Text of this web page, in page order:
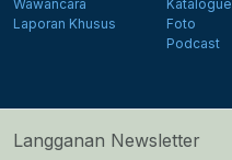
Wawancara
Laporan Khusus
Katalogue
Foto
Podcast
Langganan Newsletter